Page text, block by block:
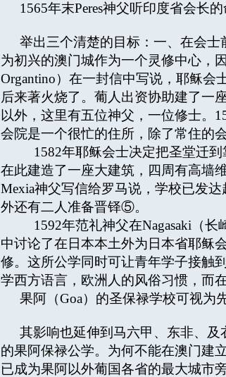
1565年末Peres神父听印度省会长
举出三个清楚的目标：一、在会士
为初兴的澳门城作为一个灵修中心，
Organtino）在一封信中写说，耶稣
后来著火烧了。葡人出资协助建了一
以外，这里有五位神父，一位修士。
会院是一个很忙的住所，除了常住的
1582年耶稣会士决定把圣堂迁到
在此建造了一座大建筑，四周有高墙
Mexia神父写信给罗马说，学校已发
外还有二人准备晋铎⑤。
1592年范礼神父在Nagasaki（长
中讨论了在日本本土外为日本省耶稣
修。这所公学同时可让青年学子接触
学西方语言，欧洲人的风俗习惯，而
果阿（Goa）的圣保禄学校可视为
其影响也延伸到马六甲、东非、及
的果阿保禄公学。为何不能在澳门建
已成为果阿以外葡国各省的最大城市